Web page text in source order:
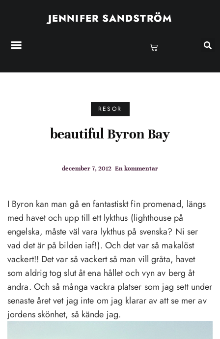
JENNIFER SANDSTRÖM
RESOR
beautiful Byron Bay
december 7, 2012 En kommentar
I Byron kan man gå en fantastiskt fin promenad, längs
med havet och upp till ett lykthus (lighthouse på
engelska, måste väl vara lykthus på svenska? Ni ser
vad det är på bilden iaf!). Och det var så makalöst
vackert!! Det var så vackert så man vill gråta, havet
som aldrig tog slut åt ena hållet och vyn av berg åt
andra. Och så många vackra platser som jag sett under
senaste året vet jag inte om jag klarar av att se mer av
jordens skönhet, så kände jag.